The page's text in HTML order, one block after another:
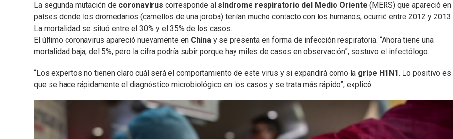
La segunda mutación de coronavirus corresponde al síndrome respiratorio del Medio Oriente (MERS) que apareció en
países donde los dromedarios (camellos de una joroba) tenían mucho contacto con los humanos; ocurrió entre 2012 y 2013.
La mortalidad se situó entre el 30% y el 35% de los casos.
El último coronavirus apareció nuevamente en China y se presenta en forma de infección respiratoria. “Ahora tiene una
mortalidad baja, del 5%, pero la cifra podría subir porque hay miles de casos en observación”, sostuvo el infectólogo.
“Los expertos no tienen claro cuál será el comportamiento de este virus y si expandirá como la gripe H1N1. Lo positivo es
que se hace rápidamente el diagnóstico microbiológico en los casos y se trata más rápido”, explicó.